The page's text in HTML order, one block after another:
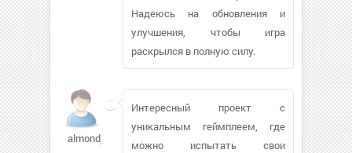
Надеюсь на обновления и
улучшения, чтобы игра
раскрылся в полную силу.
almondjoy852
Интересный проект с
уникальным геймплеем, где
можно испытать свои